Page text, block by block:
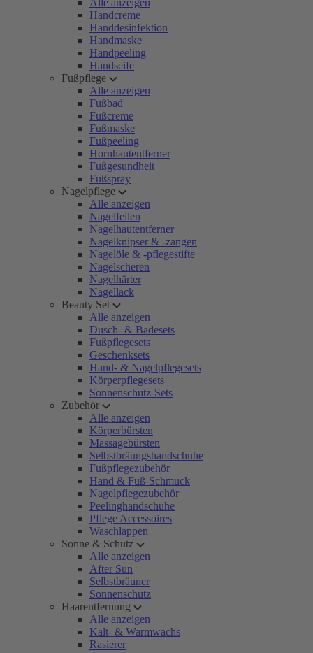
Alle anzeigen
Handcreme
Handdesinfektion
Handmaske
Handpeeling
Handseife
Fußpflege
Alle anzeigen
Fußbad
Fußcreme
Fußmaske
Fußpeeling
Hornhautentferner
Fußgesundheit
Fußspray
Nagelpflege
Alle anzeigen
Nagelfeilen
Nagelhautentferner
Nagelknipser & -zangen
Nagelöle & -pflegestifte
Nagelscheren
Nagelhärter
Nagellack
Beauty Set
Alle anzeigen
Dusch- & Badesets
Fußpflegesets
Geschenksets
Hand- & Nagelpflegesets
Körperpflegesets
Sonnenschutz-Sets
Zubehör
Alle anzeigen
Körperbürsten
Massagebürsten
Selbstbräungshandschuhe
Fußpflegezubehör
Hand & Fuß-Schmuck
Nagelpflegezubehör
Peelinghandschuhe
Pflege Accessoires
Waschlappen
Sonne & Schutz
Alle anzeigen
After Sun
Selbstbräuner
Sonnenschutz
Haarentfernung
Alle anzeigen
Kalt- & Warmwachs
Rasierer